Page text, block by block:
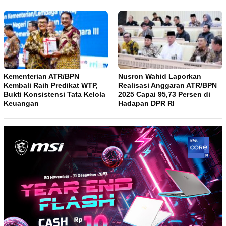
Kementerian ATR/BPN
Kembali Raih Predikat WTP,
Bukti Konsistensi Tata Kelola
Keuangan
Nusron Wahid Laporkan
Realisasi Anggaran ATR/BPN
2025 Capai 95,73 Persen di
Hadapan DPR RI